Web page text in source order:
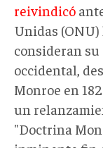
reivindicó
Unidas
consideran
occidental,
Monroe en
un
"Doctrina